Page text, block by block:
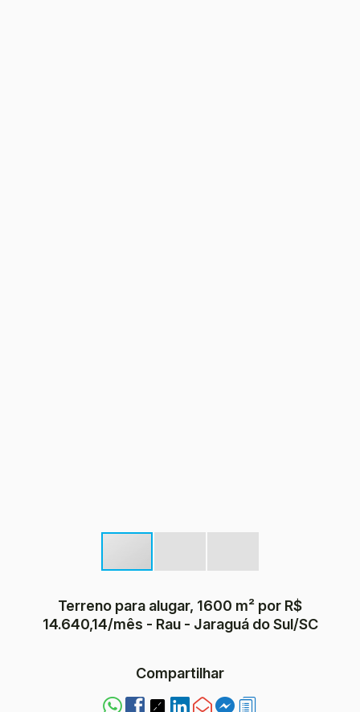
Terreno para alugar, 1600 m² por R$
14.640,14/mês - Rau - Jaraguá do Sul/SC
Compartilhar